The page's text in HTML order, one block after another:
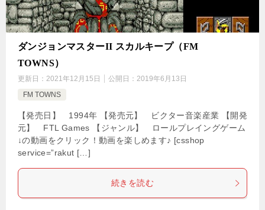
ダンジョンマスターII スカルキープ（FM
TOWNS）
更新日： 2021年12月15日 公開日： 2019年6月13日
FM TOWNS
【発売日】 1994年 【発売元】 ビクター音楽産業 【開発
元】 FTL Games 【ジャンル】 ロールプレイングゲーム
↓の動画をクリック！動画を楽しめます♪ [csshop
service=”rakut […]
続きを読む